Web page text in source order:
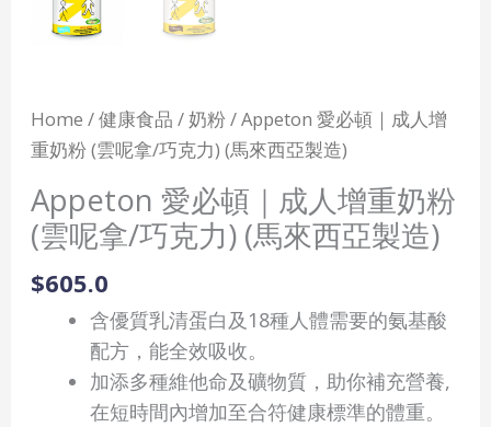
Home /健康食品 /奶粉/ Appeton 愛必頓｜成人增
重奶粉 (雲呢拿/巧克力) (馬來西亞製造)
Appeton 愛必頓｜成人增重奶粉
(雲呢拿/巧克力) (馬來西亞製造)
$605.0
含優質乳清蛋白及18種人體需要的氨基酸
配方，能全效吸收。
加添多種維他命及礦物質，助你補充營養,
在短時間內增加至合符健康標準的體重。
(馬
亞
製
造)
quantity